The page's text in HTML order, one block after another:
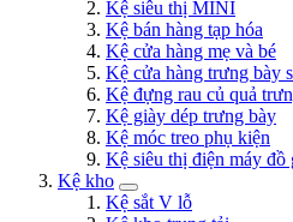
Kệ siêu thị MINI
Kệ bán hàng tạp hóa
Kệ cửa hàng mẹ và bé
Kệ cửa hàng trưng bày
Kệ đựng rau củ quả
Kệ giày dép trưng bày
Kệ móc treo phụ kiện
Kệ siêu thị điện máy đồ
Kệ kho
Kệ sắt V lỗ